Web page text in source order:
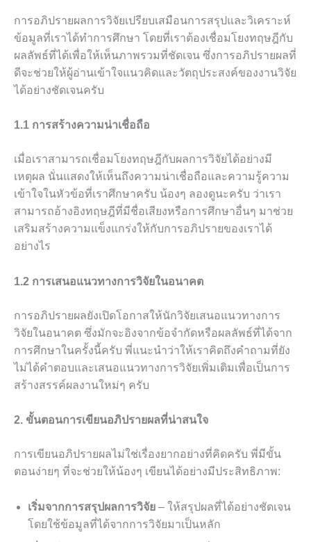
การอภิปรายผลการวิจัยเปรียบเสมือนการสรุปและวิเคราะห์
ข้อมูลที่เราได้ทำการศึกษา โดยที่เราต้องเชื่อมโยงทฤษฎีกับ
ผลลัพธ์ที่ได้เพื่อให้เห็นภาพรวมที่ชัดเจน ซึ่งการอภิปรายผลที่
ดีจะช่วยให้ผู้อ่านเข้าใจแนวคิดและวัตถุประสงค์ของงานวิจัย
ได้อย่างชัดเจนครับ
1.1 การสร้างความน่าเชื่อถือ
เมื่อเราสามารถเชื่อมโยงทฤษฎีกับผลการวิจัยได้อย่างมี
เหตุผล นั่นแสดงให้เห็นถึงความน่าเชื่อถือและความรู้ความ
เข้าใจในหัวข้อที่เราศึกษาครับ น้องๆ ลองดูนะครับ ว่าเรา
สามารถอ้างอิงทฤษฎีที่มีชื่อเสียงหรือการศึกษาอื่นๆ มาช่วย
เสริมสร้างความแข็งแกร่งให้กับการอภิปรายของเราได้
อย่างไร
1.2 การเสนอแนวทางการวิจัยในอนาคต
การอภิปรายผลยังเปิดโอกาสให้นักวิจัยเสนอแนวทางการ
วิจัยในอนาคต ซึ่งมักจะอิงจากข้อจำกัดหรือผลลัพธ์ที่ได้จาก
การศึกษาในครั้งนี้ครับ พี่แนะนำว่าให้เราคิดถึงคำถามที่ยัง
ไม่ได้คำตอบและเสนอแนวทางการวิจัยเพิ่มเติมเพื่อเป็นการ
สร้างสรรค์ผลงานใหม่ๆ ครับ
2. ขั้นตอนการเขียนอภิปรายผลที่น่าสนใจ
การเขียนอภิปรายผลไม่ใช่เรื่องยากอย่างที่คิดครับ พี่มีขั้น
ตอนง่ายๆ ที่จะช่วยให้น้องๆ เขียนได้อย่างมีประสิทธิภาพ:
เริ่มจากการสรุปผลการวิจัย – ให้สรุปผลที่ได้อย่างชัดเจน
โดยใช้ข้อมูลที่ได้จากการวิจัยมาเป็นหลัก